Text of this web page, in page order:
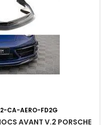
CA-AERO-FD2G
AVANT V.2 PORSCHE